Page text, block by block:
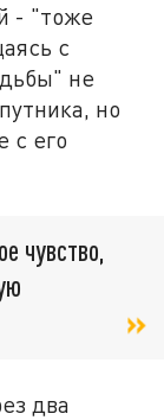
- "тоже
с
не
но
с его
чувство,
два